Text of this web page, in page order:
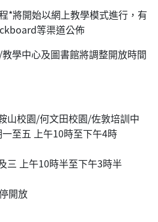
*將開始以網上教學模式進行，有
等渠道公佈
學中心及圖書館將調整開放時間
山校園/何文田校園/佐敦培訓中
至五 上午10時至下午4時
三 上午10時半至下午3時半
開放